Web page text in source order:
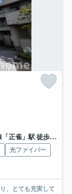
正雀」駅 徒歩14分
光ファイバー
、とても充実して